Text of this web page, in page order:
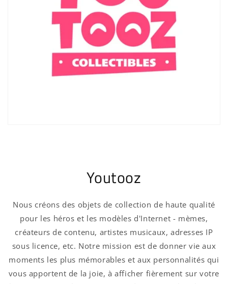
Youtooz
Nous créons des objets de collection de haute qualité
pour les héros et les modèles d'Internet - mèmes,
créateurs de contenu, artistes musicaux, adresses IP
sous licence, etc. Notre mission est de donner vie aux
moments les plus mémorables et aux personnalités qui
vous apportent de la joie, à afficher fièrement sur votre